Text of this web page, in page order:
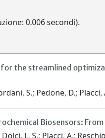
0.006 secondi).
for the streamlined
S.; Pedone, D.;
Biosensors:
L. S.; Placci, A.;